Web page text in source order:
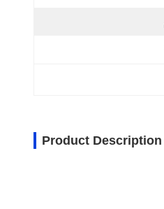
Product Description